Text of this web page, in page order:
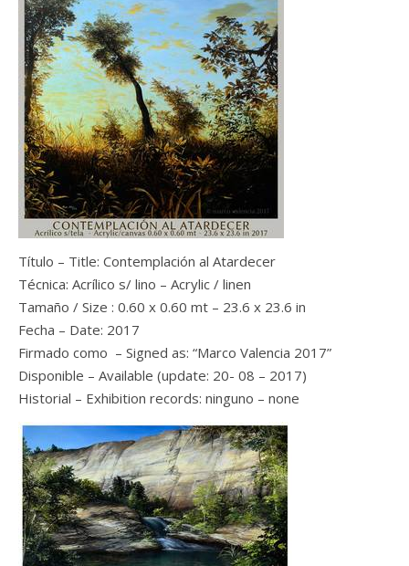
Título – Title: Contemplación al Atardecer
Técnica: Acrílico s/ lino – Acrylic / linen
Tamaño / Size : 0.60 x 0.60 mt – 23.6 x 23.6 in
Fecha – Date: 2017
Firmado como – Signed as: “Marco Valencia 2017”
Disponible – Available (update: 20- 08 – 2017)
Historial – Exhibition records: ninguno – none